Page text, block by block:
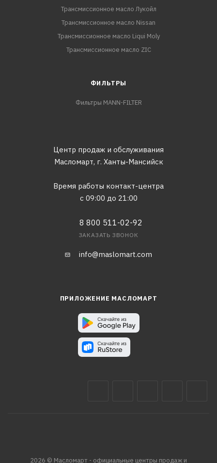
Трансмиссионное масло Лукойл
Трансмиссионное масло Nissan
Трансмиссионное масло Liqui Moly
Трансмиссионное масло ZIC
ФИЛЬТРЫ
Фильтры MANN-FILTER
Центр продаж и обслуживания
Масломарт, г. Ханты-Мансийск
Время работы контакт-центра
с 09:00 до 21:00
8 800 511-02-92
ЗАКАЗАТЬ ЗВОНОК
info@maslomart.com
ПРИЛОЖЕНИЕ МАСЛОМАРТ
2026 © Масломарт - официальные центры продаж и